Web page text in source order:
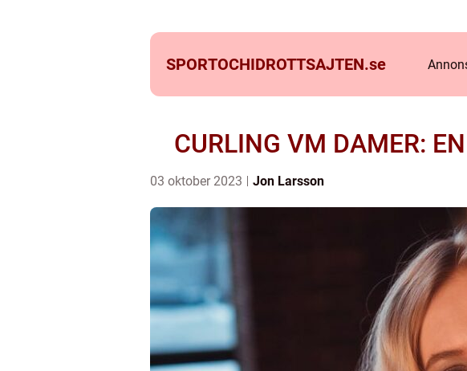
SPORTOCHIDROTTSAJTEN.se
CURLING VM DAMER:
03 oktober 2023 Jon Larsson